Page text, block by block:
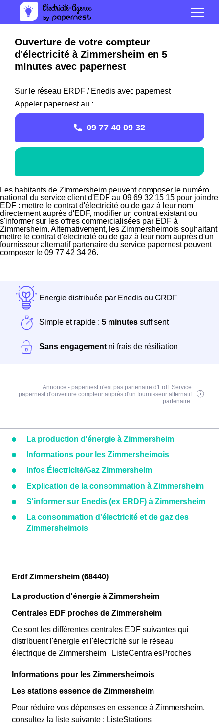
Ouverture de votre compteur
d'électricité à Zimmersheim en 5
minutes avec papernest
Sur le réseau ERDF / Enedis avec papernest
Appeler papernest au :
09 77 40 09 32
Les habitants de Zimmersheim peuvent composer le numéro
national du service client d'EDF au 09 69 32 15 15 pour joindre
EDF : mettre le contrat d'électricité ou de gaz à leur nom
directement auprès d'EDF, modifier un contrat existant ou
s'informer sur les offres commercialisées par EDF à
Zimmersheim. Alternativement, les Zimmersheimois souhaitant
mettre le contrat d'électricité ou de gaz à leur nom auprès d'un
fournisseur alternatif partenaire du service papernest peuvent
composer le 09 77 42 34 26.
Energie distribuée par Enedis ou GRDF
Simple et rapide : 5 minutes suffisent
Sans engagement ni frais de résiliation
Annonce - papernest n'est pas partenaire d'Erdf. Service
papernest d'ouverture compteur auprès d'un fournisseur alternatif
partenaire.
La production d'énergie à Zimmersheim
Informations pour les Zimmersheimois
Infos Électricité/Gaz Zimmersheim
Explication de la consommation à Zimmersheim
S'informer sur Enedis (ex ERDF) à Zimmersheim
La consommation d'électricité et de gaz des
Zimmersheimois
Erdf Zimmersheim (68440)
La production d'énergie à Zimmersheim
Centrales EDF proches de Zimmersheim
Ce sont les différentes centrales EDF suivantes qui
distribuent l'énergie et l'électricité sur le réseau
électrique de Zimmersheim : ListeCentralesProches
Informations pour les Zimmersheimois
Les stations essence de Zimmersheim
Pour réduire vos dépenses en essence à Zimmersheim,
consultez la liste suivante : ListeStations